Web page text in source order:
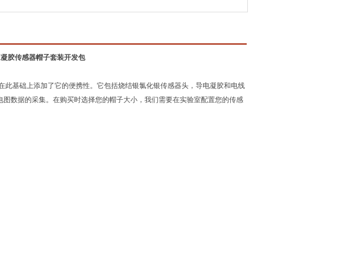
胶传感器帽子套装开发包
此基础上添加了它的便携性。它包括烧结银氯化银传感器头，导电凝胶和电线
数据的采集。 在购买时选择您的帽子大小，我们需要在实验室配置您的传感